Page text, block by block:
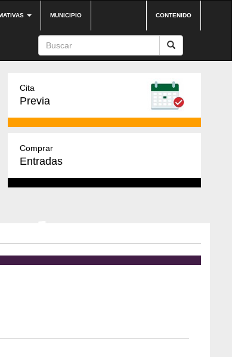
MUNICIPIO CONTENIDO
Cita
Previa
Comprar
Entradas